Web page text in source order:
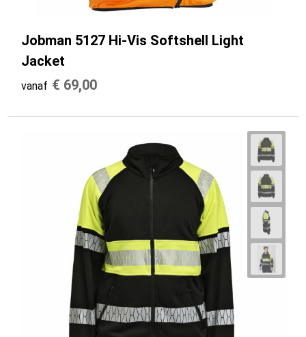
Jobman 5127 Hi-Vis Softshell Light
Jacket
vanaf € 69,00